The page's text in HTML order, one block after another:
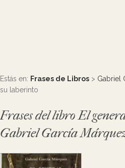
Estás en: Frases de Libros > Gabriel
su laberinto
Frases del libro El
Gabriel García